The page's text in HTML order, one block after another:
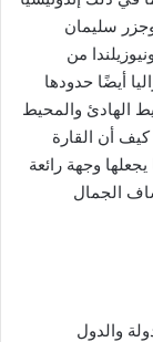
وجزر سليمان
من
أيضًا حدودها
الهادئ والمحيط
أن القارة
وجهة رائعة
الجمال
والدول